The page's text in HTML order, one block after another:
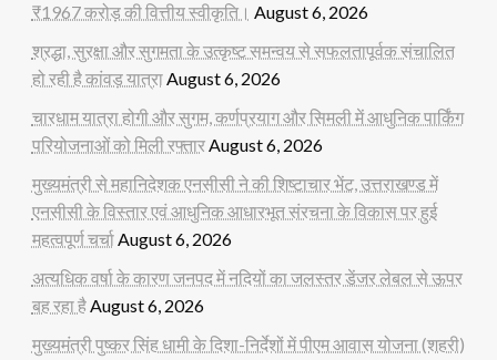
₹1967 करोड़ की वित्तीय स्वीकृति। August 6, 2026
श्रद्धा, सुरक्षा और सुगमता के उत्कृष्ट समन्वय से सफलतापूर्वक संचालित
हो रही है कांवड़ यात्राAugust 6, 2026
चारधाम यात्रा होगी और सुगम, कर्णप्रयाग और सिमली में आधुनिक पार्किंग
परियोजनाओं को मिली रफ्तारAugust 6, 2026
मुख्यमंत्री से महानिदेशक एनसीसी ने की शिष्टाचार भेंट, उत्तराखण्ड में
एनसीसी के विस्तार एवं आधुनिक आधारभूत संरचना के विकास पर हुई
महत्वपूर्ण चर्चाAugust 6, 2026
अत्यधिक वर्षा के कारण जनपद में नदियों का जलस्तर डेंजर लेबल से ऊपर
बह रहा हैAugust 6, 2026
मुख्यमंत्री पुष्कर सिंह धामी के दिशा-निर्देशों में पीएम आवास योजना (शहरी)